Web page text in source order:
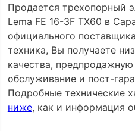
Продается трехопорный
Lema FE 16-3F TX60 в
официального
техника, Вы получаете
качества, предпродажную
обслуживание и пост-
Подробные технические
ниже, как и информация